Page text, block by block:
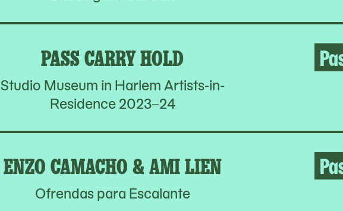
PASS CARRY HOLD
Studio Museum in Harlem Artists-in-
Residence 2023–24
ENZO CAMACHO & AMI LIEN
Ofrendas para Escalante